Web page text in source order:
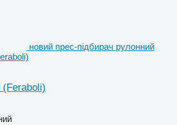
новий прес-підбирач рулонний